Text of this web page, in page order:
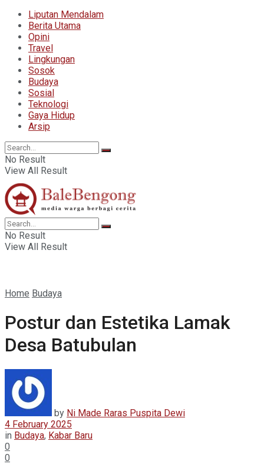
Liputan Mendalam
Berita Utama
Opini
Travel
Lingkungan
Sosok
Budaya
Sosial
Teknologi
Gaya Hidup
Arsip
No Result
View All Result
No Result
View All Result
Home Budaya
Postur dan Estetika Lamak
Desa Batubulan
by Ni Made Raras Puspita Dewi
4 February 2025
in Budaya, Kabar Baru
0
0